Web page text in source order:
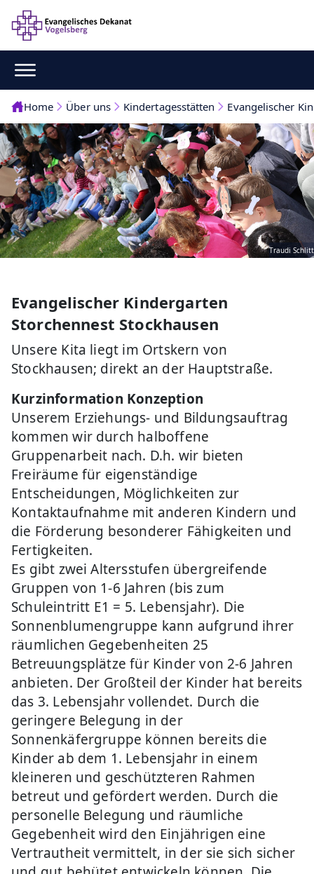
Home Über uns Kindertagesstätten Evangelischer
Traudi Schlitt
Evangelischer Kindergarten
Storchennest Stockhausen
Unsere Kita liegt im Ortskern von
Stockhausen; direkt an der Hauptstraße.
Kurzinformation Konzeption
Unserem Erziehungs- und Bildungsauftrag
kommen wir durch halboffene
Gruppenarbeit nach. D.h. wir bieten
Freiräume für eigenständige
Entscheidungen, Möglichkeiten zur
Kontaktaufnahme mit anderen Kindern und
die Förderung besonderer Fähigkeiten und
Fertigkeiten.
Es gibt zwei Altersstufen übergreifende
Gruppen von 1-6 Jahren (bis zum
Schuleintritt E1 = 5. Lebensjahr). Die
Sonnenblumengruppe kann aufgrund ihrer
räumlichen Gegebenheiten 25
Betreuungsplätze für Kinder von 2-6 Jahren
anbieten. Der Großteil der Kinder hat bereits
das 3. Lebensjahr vollendet. Durch die
geringere Belegung in der
Sonnenkäfergruppe können bereits die
Kinder ab dem 1. Lebensjahr in einem
kleineren und geschützteren Rahmen
betreut und gefördert werden. Durch die
personelle Belegung und räumliche
Gegebenheit wird den Einjährigen eine
Vertrautheit vermittelt, in der sie sich sicher